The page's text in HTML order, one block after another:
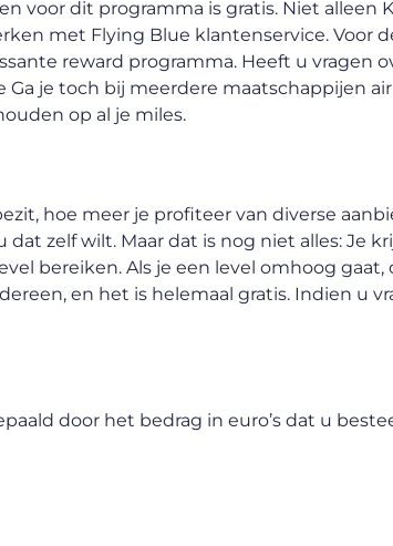
voor dit programma is gratis. Niet alleen
met Flying Blue klantenservice. Voor
reward programma. Heeft u vragen
je toch bij meerdere maatschappijen
op al je miles.
hoe meer je profiteer van diverse
zelf wilt. Maar dat is nog niet alles: Je
bereiken. Als je een level omhoog
en het is helemaal gratis. Indien u
door het bedrag in euro’s dat u